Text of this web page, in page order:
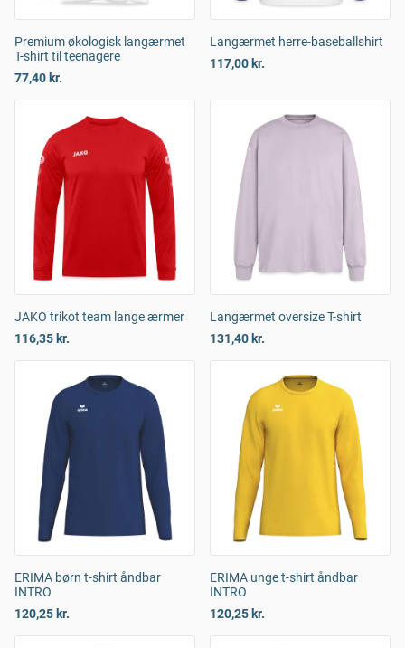
Premium økologisk langærmet
T-shirt til teenagere
77,40 kr.
Langærmet herre-baseballshirt
117,00 kr.
JAKO trikot team lange ærmer
116,35 kr.
Langærmet oversize T-shirt
131,40 kr.
ERIMA børn t-shirt åndbar
INTRO
120,25 kr.
ERIMA unge t-shirt åndbar
INTRO
120,25 kr.